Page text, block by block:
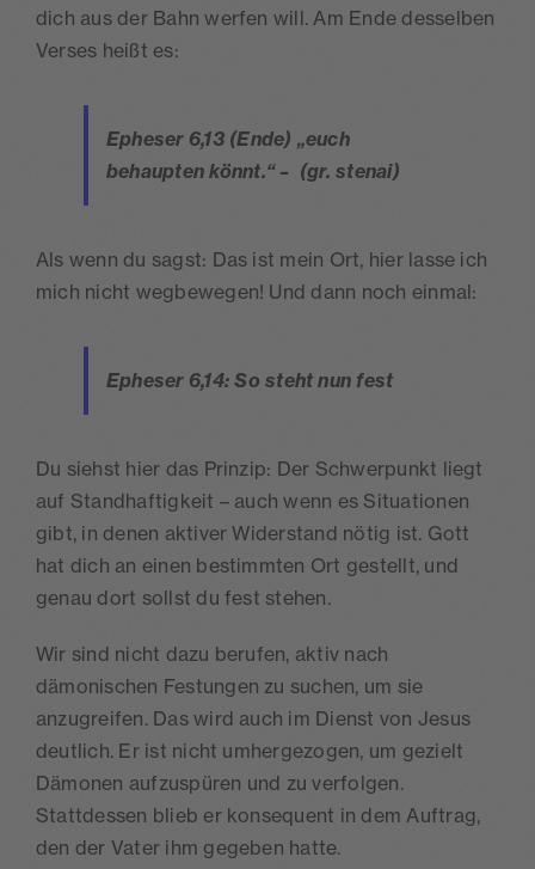
dich aus der Bahn werfen will. Am Ende desselben
Verses heißt es:
Epheser 6,13 (Ende) „euch
behaupten könnt.“ – (gr. stenai)
Als wenn du sagst: Das ist mein Ort, hier lasse ich
mich nicht wegbewegen! Und dann noch einmal:
Epheser 6,14: So steht nun fest
Du siehst hier das Prinzip: Der Schwerpunkt liegt
auf Standhaftigkeit – auch wenn es Situationen
gibt, in denen aktiver Widerstand nötig ist. Gott
hat dich an einen bestimmten Ort gestellt, und
genau dort sollst du fest stehen.
Wir sind nicht dazu berufen, aktiv nach
dämonischen Festungen zu suchen, um sie
anzugreifen. Das wird auch im Dienst von Jesus
deutlich. Er ist nicht umhergezogen, um gezielt
Dämonen aufzuspüren und zu verfolgen.
Stattdessen blieb er konsequent in dem Auftrag,
den der Vater ihm gegeben hatte.